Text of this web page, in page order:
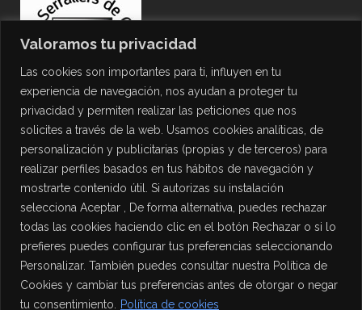
Valoramos tu privacidad
Las cookies son importantes para ti, influyen en tu
experiencia de navegación, nos ayudan a proteger tu
privacidad y permiten realizar las peticiones que nos
solicites a través de la web. Usamos cookies analíticas, de
personalización y publicitarias (propias y de terceros) para
realizar perfiles basados en tus hábitos de navegación y
mostrarte contenido útil. Si autorizas su instalación
selecciona Aceptar , De forma alternativa, puedes rechazar
todas las cookies haciendo clic en el botón Rechazar o si lo
prefieres puedes configurar tus preferencias seleccionando
Personalizar. También puedes consultar nuestra Política de
Cookies y cambiar tus preferencias antes de otorgar o negar
tu consentimiento.
Política de cookies
PROTECCIÓN DE DATOS
Política de Privacidad
Política de Cookies
Aviso Legal